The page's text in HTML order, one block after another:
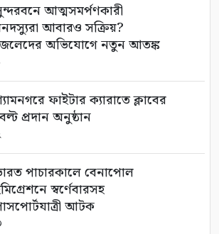
আত্মসমর্পণকারী
আবারও সক্রিয়?
অভিযোগে নতুন আতঙ্ক
ফাইটার ক্যারাতে ক্লাবের
প্রদান অনুষ্ঠান
পাচারকালে বেনাপোল
স্বর্ণেবারসহ
আটক